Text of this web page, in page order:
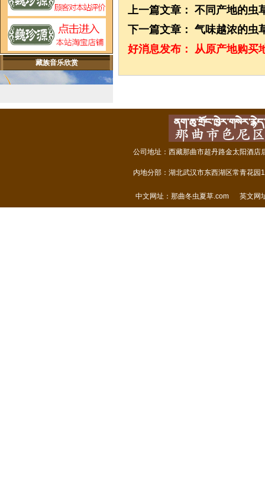
藏族音乐欣赏
上一篇文章： 不同产地的虫
下一篇文章： 气味越浓的虫
好消息发布： 从原产地购买
公司地址：西藏那曲市超丹路金太阳酒
内地分部：湖北武汉市东西湖区常青
中文网址： 那曲冬虫夏草.com 英文网